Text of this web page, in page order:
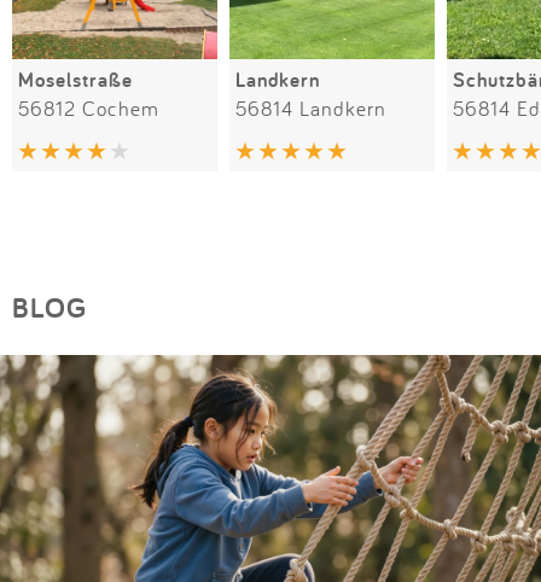
Moselstraße
56812 Cochem
Landkern
56814 Landkern 56814
BLOG